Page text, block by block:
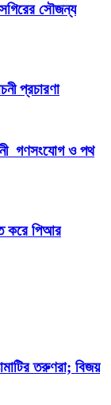
সগিরের সৌজন্য
প্রচারণা
গণসংযোগ ও পথ
করে পিআর
তরুণরা; বিজয়